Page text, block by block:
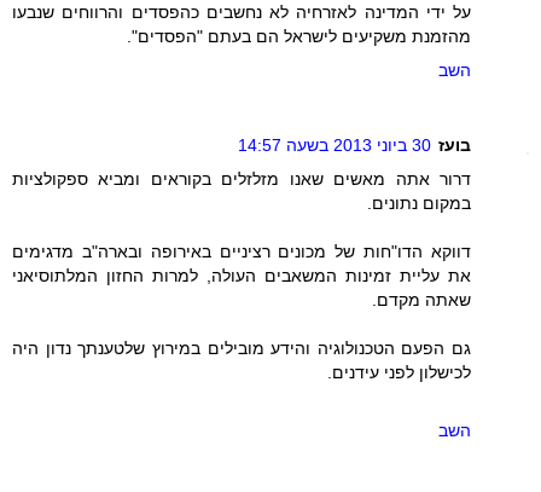
על ידי המדינה לאזרחיה לא נחשבים כהפסדים והרווחים שנבעו
מהזמנת משקיעים לישראל הם בעתם "הפסדים".
השב
בועז 30 ביוני 2013 בשעה 14:57
דרור אתה מאשים שאנו מזלזלים בקוראים ומביא ספקולציות
במקום נתונים.
דווקא הדו"חות של מכונים רציניים באירופה ובארה"ב מדגימים
את עליית זמינות המשאבים העולה, למרות החזון המלתוסיאני
שאתה מקדם.
גם הפעם הטכנולוגיה והידע מובילים במירוץ שלטענתך נדון היה
לכישלון לפני עידנים.
השב